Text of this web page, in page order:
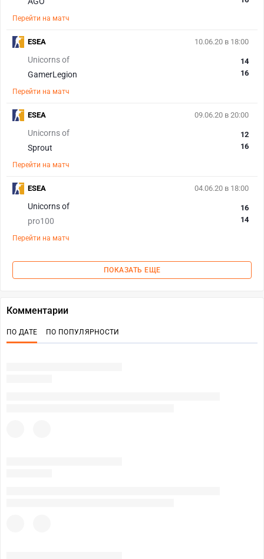
Перейти на матч
10.06.20 в 18:00
Unicorns of
GamerLegion
14
16
Перейти на матч
ESEA
09.06.20 в 20:00
Unicorns of
Sprout
12
16
Перейти на матч
ESEA
04.06.20 в 18:00
Unicorns of
pro100
16
14
Перейти на матч
ESEA
ПОКАЗАТЬ ЕЩЕ
Комментарии
ПО ДАТЕ ПО ПОПУЛЯРНОСТИ